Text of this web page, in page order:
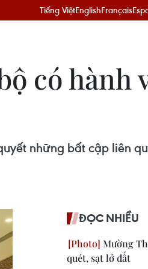
Tiếng ViệtEnglishFrançais
có hành
những bất cập liên
ĐỌC NHIỀU
Mường
quét, sạt lở đất